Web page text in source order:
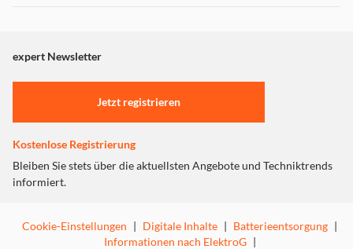
"Marketing".
Einstellungen anpassen
expert Newsletter
Jetzt registrieren
Kostenlose Registrierung
Bleiben Sie stets über die aktuellsten Angebote und Techniktrends
informiert.
Cookie-Einstellungen | Digitale Inhalte | Batterieentsorgung |
Informationen nach ElektroG |